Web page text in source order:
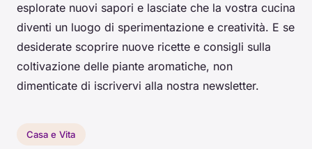
esplorate nuovi sapori e lasciate che la vostra cucina
diventi un luogo di sperimentazione e creatività. E se
desiderate scoprire nuove ricette e consigli sulla
coltivazione delle piante aromatiche, non
dimenticate di iscrivervi alla nostra newsletter.
Casa e Vita